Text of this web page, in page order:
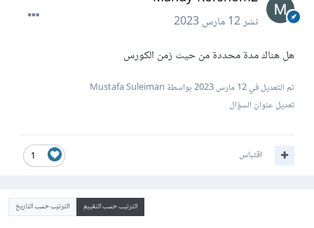
نشر12 مارس 2023
هل هناك مدة محددة من حيث زمن الكورس
تم التعديل في12 مارس 2023
بواسطة Mustafa Suleiman
تعديل عنوان السؤال
1 اقتباس
الترتيب حسب التقييم الترتيب حسب التاريخ